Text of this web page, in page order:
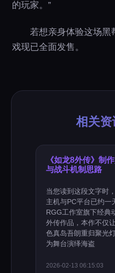
的玩家。”
若想亲身体验这场黑
戏现已全面发售。
相关资
《如龙8外传》制
与战斗机制思路
当您读到这段文字时
主机与PC平台已约一
RGG工作室旗下经典
外传作品，本作不仅
色真岛吾朗重归聚光
为舞台演绎海盗
2026-02-13 06:15:03